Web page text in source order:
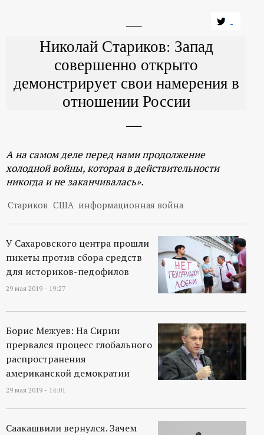
Николай Стариков: Запад
совершенно открыто
демонстрирует свои намерения в
отношении России
А на самом деле перед нами продолжение
холодной войны, которая в действительности
никогда и не заканчивалась».
Стариков США информационная война
У Сахаровского центра прошли
пикеты против сбора средств
для историков-педофилов
29 мая 2019 - 19:27
Борис Межуев: На Сирии
прервался процесс глобального
распространения
американской демократии
29 мая 2019 - 14:01
Саакашвили вернулся. Зачем